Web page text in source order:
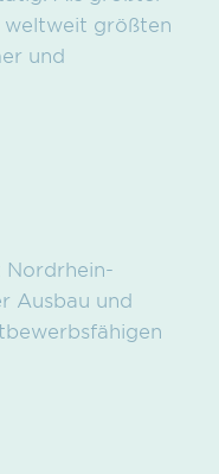
größten
und
Nordrhein-
Ausbau und